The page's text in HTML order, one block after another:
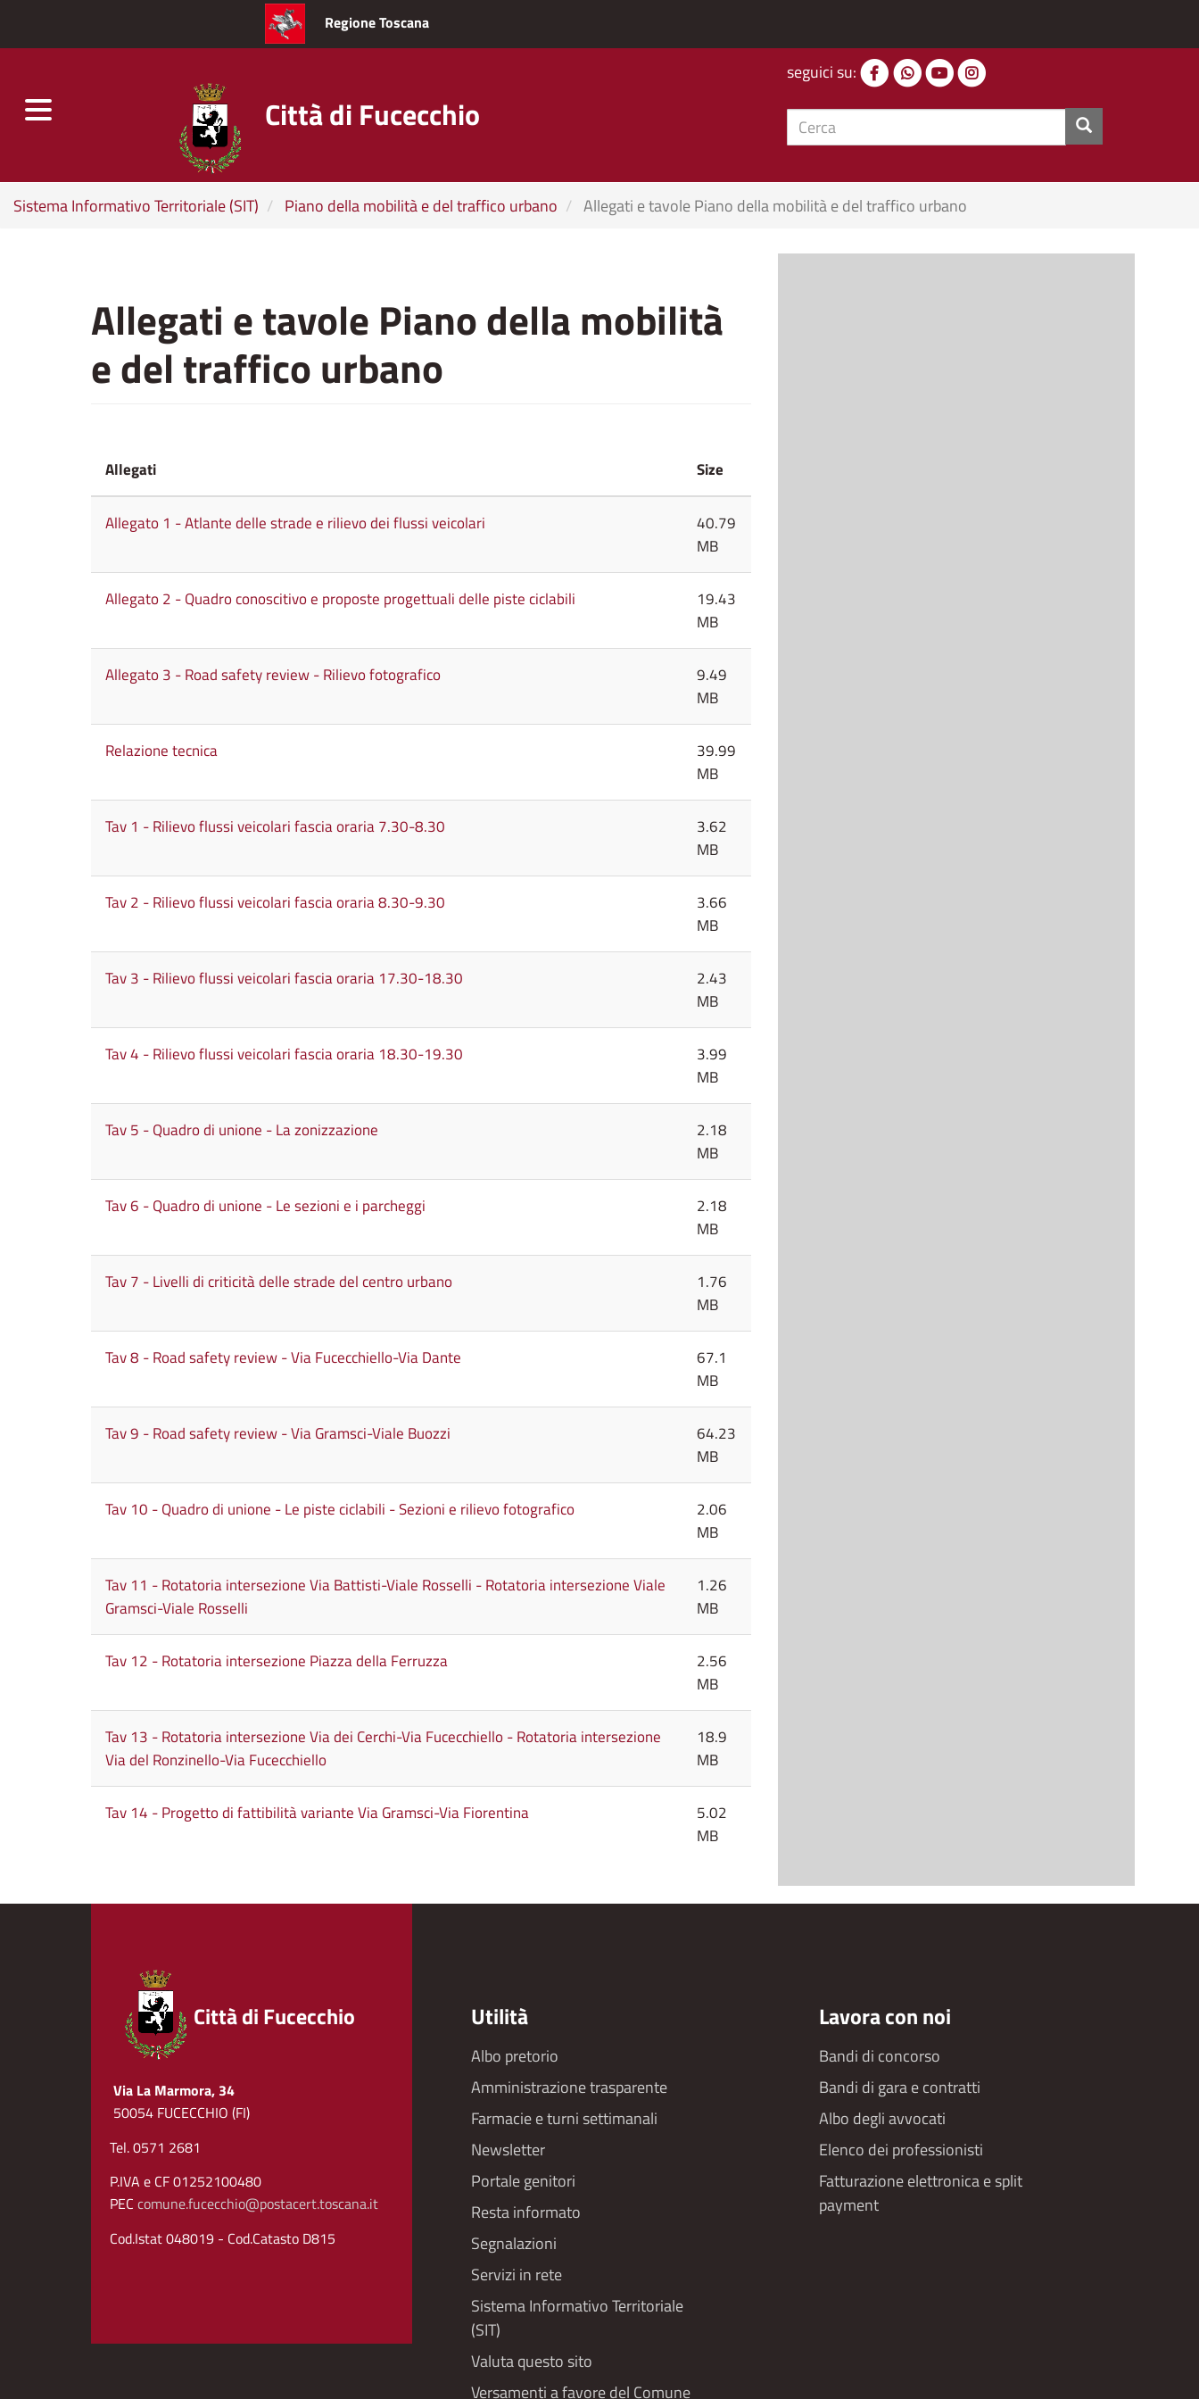
Salta
Sistema Informativo Territoriale (SIT) Piano della mobilità e del traffico urbano Allegati e tavole Piano della mobilità e del traffico urbano
Regione Toscana
Toggle
Città di Fucecchio
seguici su:
cerca
Allegati e tavole Piano della mobilità
e del traffico urbano
Allegati Size
Allegato 1 - Atlante delle strade e rilievo dei flussi veicolari
40.79
MB
Allegato 2 - Quadro conoscitivo e proposte progettuali delle piste ciclabili
19.43
MB
Allegato 3 - Road safety review - Rilievo fotografico
9.49
MB
Relazione tecnica
39.99
MB
Tav 1 - Rilievo flussi veicolari fascia oraria 7.30-8.30
3.62
MB
Tav 2 - Rilievo flussi veicolari fascia oraria 8.30-9.30
3.66
MB
Tav 3 - Rilievo flussi veicolari fascia oraria 17.30-18.30
2.43
MB
Tav 4 - Rilievo flussi veicolari fascia oraria 18.30-19.30
3.99
MB
Tav 5 - Quadro di unione - La zonizzazione
2.18
MB
Tav 6 - Quadro di unione - Le sezioni e i parcheggi
2.18
MB
Tav 7 - Livelli di criticità delle strade del centro urbano
1.76
MB
Tav 8 - Road safety review - Via Fucecchiello-Via Dante
67.1
MB
Tav 9 - Road safety review - Via Gramsci-Viale Buozzi
64.23
MB
Tav 10 - Quadro di unione - Le piste ciclabili - Sezioni e rilievo fotografico
2.06
MB
Tav 11 - Rotatoria intersezione Via Battisti-Viale Rosselli - Rotatoria intersezione Viale
Gramsci-Viale Rosselli
1.26
MB
Tav 12 - Rotatoria intersezione Piazza della Ferruzza
2.56
MB
Tav 13 - Rotatoria intersezione Via dei Cerchi-Via Fucecchiello - Rotatoria intersezione
Via del Ronzinello-Via Fucecchiello
18.9
MB
Tav 14 - Progetto di fattibilità variante Via Gramsci-Via Fiorentina
5.02
MB
Città di Fucecchio
Via La Marmora, 34
50054 FUCECCHIO (FI)
Tel. 0571 2681
P.IVA e CF 01252100480
PEC comune.fucecchio@postacert.toscana.it
Cod.Istat 048019 - Cod.Catasto D815
Utilità
Footer
menu
Albo pretorio
Amministrazione trasparente
Farmacie e turni settimanali
Newsletter
Portale genitori
Resta informato
Segnalazioni
Servizi in rete
Sistema Informativo Territoriale
(SIT)
Valuta questo sito
Versamenti a favore del Comune
Lavora con noi
Bandi di concorso
Bandi di gara e contratti
Albo degli avvocati
Elenco dei professionisti
Fatturazione elettronica e split
payment